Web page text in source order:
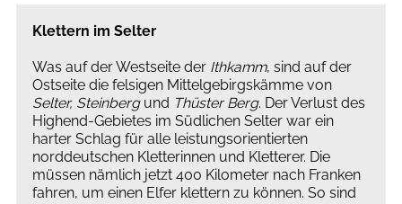
Klettern im Selter
Was auf der Westseite der Ithkamm, sind auf der
Ostseite die felsigen Mittelgebirgskämme von
Selter, Steinbergund Thüster Berg. Der Verlust des
Highend-Gebietes im Südlichen Selter war ein
harter Schlag für alle leistungsorientierten
norddeutschen Kletterinnen und Kletterer. Die
müssen nämlich jetzt 400 Kilometer nach Franken
fahren, um einen Elfer klettern zu können. So sind